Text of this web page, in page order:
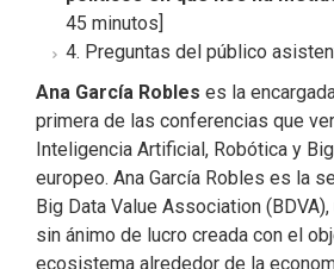
45 minutos]
4. Preguntas del público
Ana García Robles es la
primera de las conferencias que
Inteligencia Artificial, Robótica y
europeo. Ana García Robles es la
Big Data Value Association
sin ánimo de lucro creada con el
ecosistema alrededor de la